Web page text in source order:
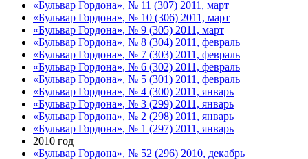
«Бульвар Гордона», № 11 (307) 2011, март
«Бульвар Гордона», № 10 (306) 2011, март
«Бульвар Гордона», № 9 (305) 2011, март
«Бульвар Гордона», № 8 (304) 2011, февраль
«Бульвар Гордона», № 7 (303) 2011, февраль
«Бульвар Гордона», № 6 (302) 2011, февраль
«Бульвар Гордона», № 5 (301) 2011, февраль
«Бульвар Гордона», № 4 (300) 2011, январь
«Бульвар Гордона», № 3 (299) 2011, январь
«Бульвар Гордона», № 2 (298) 2011, январь
«Бульвар Гордона», № 1 (297) 2011, январь
2010 год
«Бульвар Гордона», № 52 (296) 2010, декабрь